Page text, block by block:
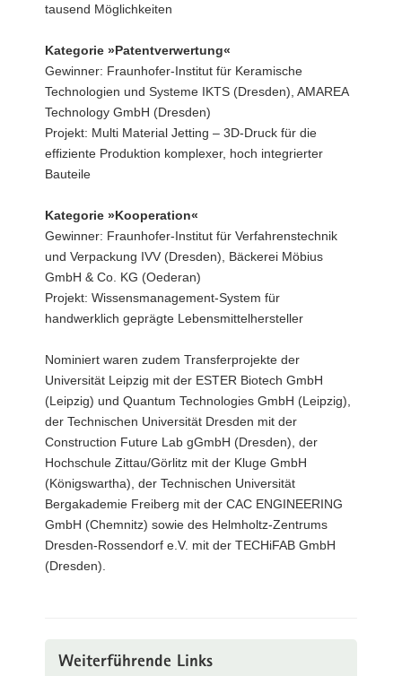
tausend Möglichkeiten
Kategorie »Patentverwertung«
Gewinner: Fraunhofer-Institut für Keramische
Technologien und Systeme IKTS (Dresden), AMAREA
Technology GmbH (Dresden)
Projekt: Multi Material Jetting – 3D-Druck für die
effiziente Produktion komplexer, hoch integrierter
Bauteile
Kategorie »Kooperation«
Gewinner: Fraunhofer-Institut für Verfahrenstechnik
und Verpackung IVV (Dresden), Bäckerei Möbius
GmbH & Co. KG (Oederan)
Projekt: Wissensmanagement-System für
handwerklich geprägte Lebensmittelhersteller
Nominiert waren zudem Transferprojekte der
Universität Leipzig mit der ESTER Biotech GmbH
(Leipzig) und Quantum Technologies GmbH (Leipzig),
der Technischen Universität Dresden mit der
Construction Future Lab gGmbH (Dresden), der
Hochschule Zittau/Görlitz mit der Kluge GmbH
(Königswartha), der Technischen Universität
Bergakademie Freiberg mit der CAC ENGINEERING
GmbH (Chemnitz) sowie des Helmholtz-Zentrums
Dresden-Rossendorf e.V. mit der TECHiFAB GmbH
(Dresden).
Weiterführende Links